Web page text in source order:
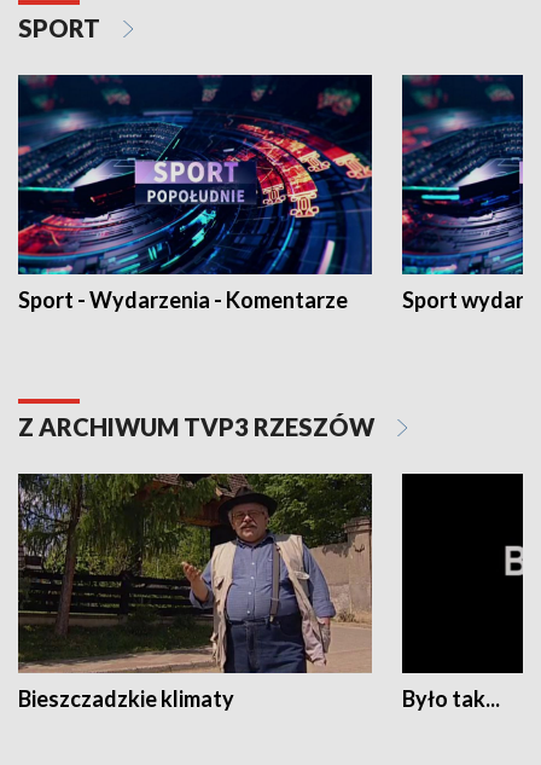
SPORT
Sport - Wydarzenia - Komentarze Sport
Z ARCHIWUM TVP3 RZESZÓW
Bieszczadzkie klimaty Było tak...